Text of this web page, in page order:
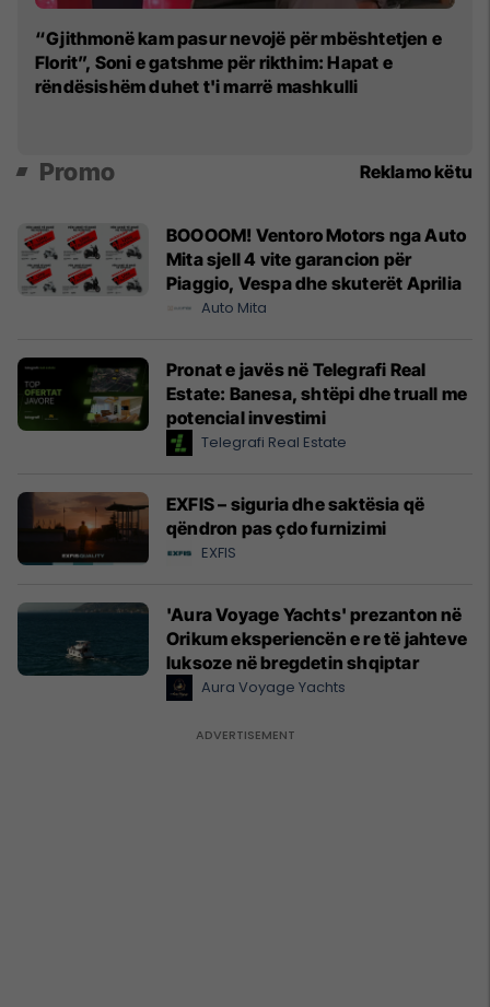
“Gjithmonë kam pasur nevojë për mbështetjen e
Florit”, Soni e gatshme për rikthim: Hapat e
rëndësishëm duhet t'i marrë mashkulli
Promo Reklamo këtu
BOOOOM! Ventoro Motors nga Auto
Mita sjell 4 vite garancion për
Piaggio, Vespa dhe skuterët Aprilia
Auto Mita
Pronat e javës në Telegrafi Real
Estate: Banesa, shtëpi dhe truall me
potencial investimi
Telegrafi Real Estate
EXFIS – siguria dhe saktësia që
qëndron pas çdo furnizimi
EXFIS
'Aura Voyage Yachts' prezanton në
Orikum eksperiencën e re të jahteve
luksoze në bregdetin shqiptar
Aura Voyage Yachts